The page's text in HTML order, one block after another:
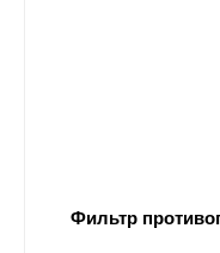
Фильтр